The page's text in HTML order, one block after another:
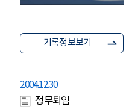
기록정보보기
2004.12.30
정무퇴임